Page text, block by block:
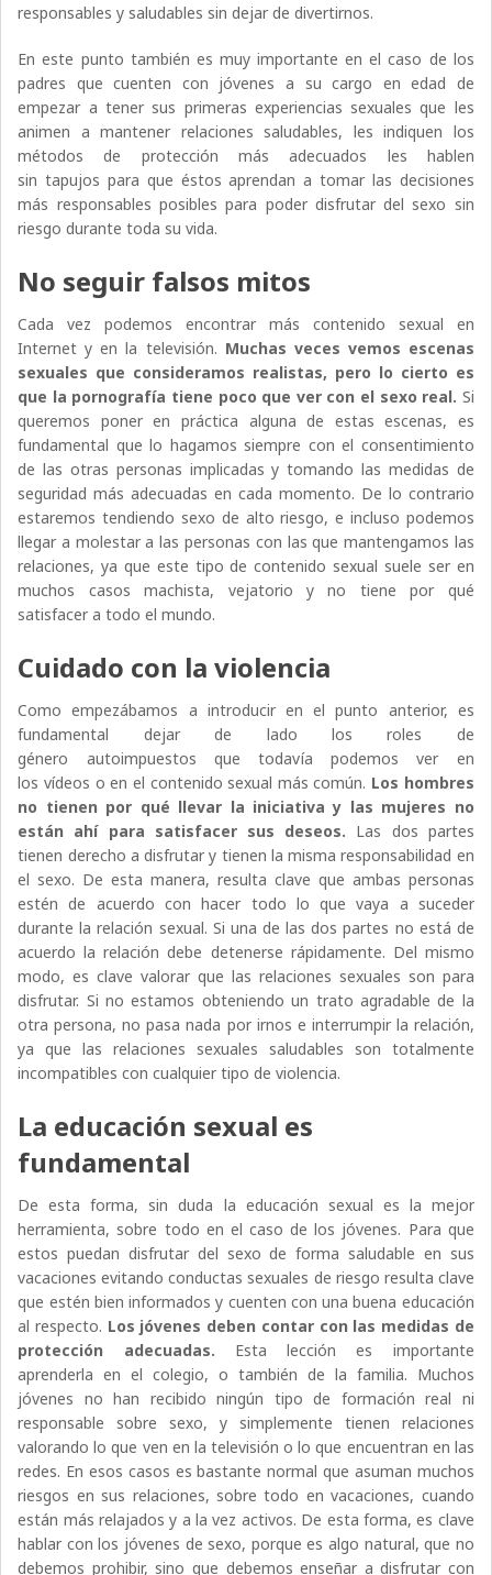
responsables y saludables sin dejar de divertirnos.
En este punto también es muy importante en el caso de los
padres que cuenten con jóvenes a su cargo en edad de
empezar a tener sus primeras experiencias sexuales que les
animen a mantener relaciones saludables, les indiquen los
métodos de protección más adecuados les hablen
sin tapujos para que éstos aprendan a tomar las decisiones
más responsables posibles para poder disfrutar del sexo sin
riesgo durante toda su vida.
No seguir falsos mitos
Cada vez podemos encontrar más contenido sexual en
Internet y en la televisión. Muchas veces vemos escenas
sexuales que consideramos realistas, pero lo cierto es
que la pornografía tiene poco que ver con el sexo real. Si
queremos poner en práctica alguna de estas escenas, es
fundamental que lo hagamos siempre con el consentimiento
de las otras personas implicadas y tomando las medidas de
seguridad más adecuadas en cada momento. De lo contrario
estaremos tendiendo sexo de alto riesgo, e incluso podemos
llegar a molestar a las personas con las que mantengamos las
relaciones, ya que este tipo de contenido sexual suele ser en
muchos casos machista, vejatorio y no tiene por qué
satisfacer a todo el mundo.
Cuidado con la violencia
Como empezábamos a introducir en el punto anterior, es
fundamental dejar de lado los roles de
género autoimpuestos que todavía podemos ver en
los vídeos o en el contenido sexual más común. Los hombres
no tienen por qué llevar la iniciativa y las mujeres no
están ahí para satisfacer sus deseos. Las dos partes
tienen derecho a disfrutar y tienen la misma responsabilidad en
el sexo. De esta manera, resulta clave que ambas personas
estén de acuerdo con hacer todo lo que vaya a suceder
durante la relación sexual. Si una de las dos partes no está de
acuerdo la relación debe detenerse rápidamente. Del mismo
modo, es clave valorar que las relaciones sexuales son para
disfrutar. Si no estamos obteniendo un trato agradable de la
otra persona, no pasa nada por irnos e interrumpir la relación,
ya que las relaciones sexuales saludables son totalmente
incompatibles con cualquier tipo de violencia.
La educación sexual es
fundamental
De esta forma, sin duda la educación sexual es la mejor
herramienta, sobre todo en el caso de los jóvenes. Para que
estos puedan disfrutar del sexo de forma saludable en sus
vacaciones evitando conductas sexuales de riesgo resulta clave
que estén bien informados y cuenten con una buena educación
al respecto. Los jóvenes deben contar con las medidas de
protección adecuadas. Esta lección es importante
aprenderla en el colegio, o también de la familia. Muchos
jóvenes no han recibido ningún tipo de formación real ni
responsable sobre sexo, y simplemente tienen relaciones
valorando lo que ven en la televisión o lo que encuentran en las
redes. En esos casos es bastante normal que asuman muchos
riesgos en sus relaciones, sobre todo en vacaciones, cuando
están más relajados y a la vez activos. De esta forma, es clave
hablar con los jóvenes de sexo, porque es algo natural, que no
debemos prohibir, sino que debemos enseñar a disfrutar con